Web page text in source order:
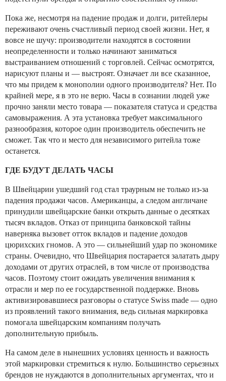
Пока же, несмотря на падение продаж и долги, ритейлеры
переживают очень счастливый период своей жизни. Нет, я
вовсе не шучу: производители находятся в состоянии
неопределенности и только начинают заниматься
выстраиванием отношений с торговлей. Сейчас осмотрятся,
нарисуют планы и — выстроят. Означает ли все сказанное,
что мы придем к монополии одного производителя? Нет. По
крайней мере, я в это не верю. Часы в сознании людей уже
прочно заняли место товара — показателя статуса и средства
самовыражения. А эта установка требует максимального
разнообразия, которое один производитель обеспечить не
сможет. Так что и место для независимого ритейла тоже
останется.
ГДЕ БУДУТ ДЕЛАТЬ ЧАСЫ
В Швейцарии ушедший год стал траурным не только из-за
падения продажи часов. Американцы, а следом англичане
принудили швейцарские банки открыть данные о десятках
тысяч вкладов. Отказ от принципа банковской тайны
наверняка вызовет отток вкладов и падение доходов
цюрихских гномов. А это — сильнейший удар по экономике
страны. Очевидно, что Швейцария постарается залатать дыру
доходами от других отраслей, в том числе от производства
часов. Поэтому стоит ожидать увеличения внимания к
отрасли и мер по ее государственной поддержке. Вновь
активизировавшиеся разговоры о статусе Swiss made — одно
из проявлений такого внимания, ведь сильная маркировка
помогала швейцарским компаниям получать
дополнительную прибыль.
На самом деле в нынешних условиях ценность и важность
этой маркировки стремиться к нулю. Большинство серьезных
брендов не нуждаются в дополнительных аргументах, что и